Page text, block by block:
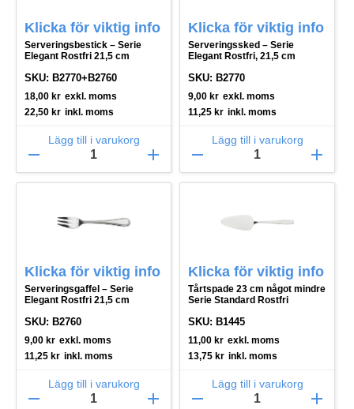
Klicka för viktig info
Serveringsbestick – Serie
Elegant Rostfri 21,5 cm
SKU: B2770+B2760
18,00 kr exkl. moms
22,50 kr inkl. moms
Lägg till i varukorg
remove add
Klicka för viktig info
Serveringssked – Serie
Elegant Rostfri, 21,5 cm
SKU: B2770
9,00 kr exkl. moms
11,25 kr inkl. moms
Lägg till i varukorg
remove add
Klicka för viktig info
Serveringsgaffel – Serie
Elegant Rostfri 21,5 cm
SKU: B2760
9,00 kr exkl. moms
11,25 kr inkl. moms
Lägg till i varukorg
remove add
Klicka för viktig info
Tårtspade 23 cm något mindre
Serie Standard Rostfri
SKU: B1445
11,00 kr exkl. moms
13,75 kr inkl. moms
Lägg till i varukorg
remove add